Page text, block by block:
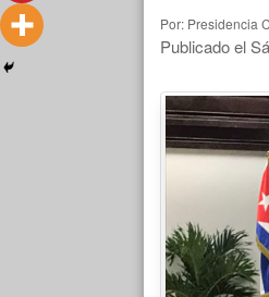
Por: Presidencia
Publicado el